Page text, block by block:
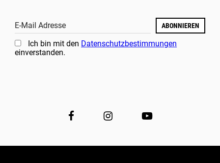
E-Mail Adresse ABONNIEREN
Ich bin mit den Datenschutzbestimmungen
einverstanden.